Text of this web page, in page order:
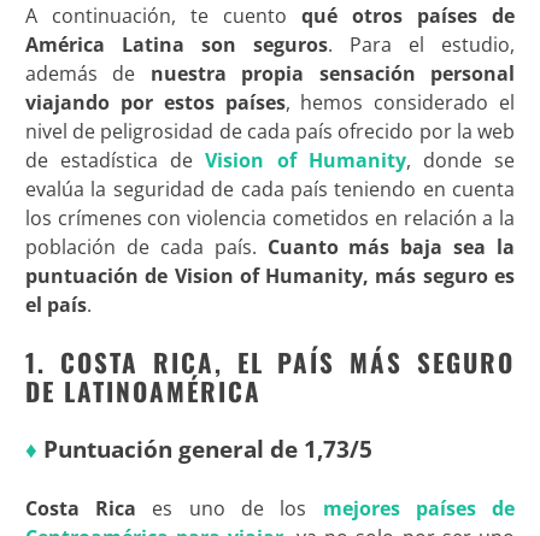
A continuación, te cuentoqué otros países de
América Latina son seguros. Para el estudio,
además de nuestra propia sensación personal
viajando por estos países, hemos considerado el
nivel de peligrosidad de cada país ofrecido por la web
de estadística deVision of Humanity, donde se
evalúa la seguridad de cada país teniendo en cuenta
los crímenes con violencia cometidos en relación a la
población de cada país. Cuanto más baja sea la
puntuación de Vision of Humanity, más seguro es
el país.
1. COSTA RICA, EL PAÍS MÁS SEGURO
DE LATINOAMÉRICA
♦ Puntuación general de 1,73/5
Costa Rica es uno de los mejores países de